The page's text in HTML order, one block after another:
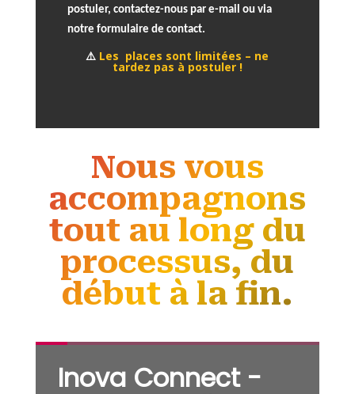
postuler, contactez-nous par e-mail ou via
notre formulaire de contact.
⚠️ Les places sont limitées – ne
tardez pas à postuler !
Nous vous
accompagnons
tout au long du
processus, du
début à la fin.